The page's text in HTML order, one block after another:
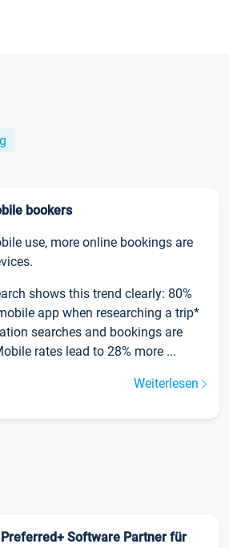
bookers
use, more online bookings are
shows this trend clearly: 80%
app when researching a trip*
searches and bookings are
rates lead to 28% more ...
Weiterlesen
Software Partner für